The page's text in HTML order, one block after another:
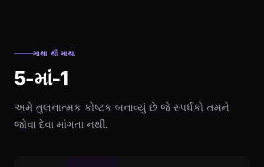
માથા થી માથા
5-માં-1
અમે તુલનાત્મક કોષ્ટક બનાવ્યું છે જે સ્પર્ધકો તમને
જોવા દેવા માંગતા નથી.